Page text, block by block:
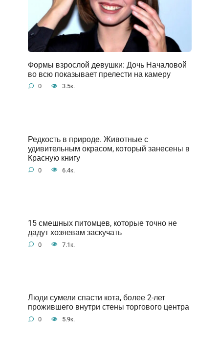
Формы взрослой девушки: Дочь Началовой
во всю показывает прелести на камеру
0 3.5к.
Редкость в природе. Животные с
удивительным окрасом, который занесены в
Красную книгу
0 6.4к.
15 смешных питомцев, которые точно не
дадут хозяевам заскучать
0 7.1к.
Люди сумели спасти кота, более 2-лет
прожившего внутри стены торгового центра
0 5.9к.